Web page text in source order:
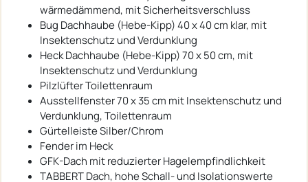
wärmedämmend, mit Sicherheitsverschluss
Bug Dachhaube (Hebe-Kipp) 40 x 40 cm klar, mit
Insektenschutz und Verdunklung
Heck Dachhaube (Hebe-Kipp) 70 x 50 cm, mit
Insektenschutz und Verdunklung
Pilzlüfter Toilettenraum
Ausstellfenster 70 x 35 cm mit Insektenschutz und
Verdunklung, Toilettenraum
Gürtelleiste Silber/Chrom
Fender im Heck
GFK-Dach mit reduzierter Hagelempfindlichkeit
TABBERT Dach, hohe Schall- und Isolationswerte